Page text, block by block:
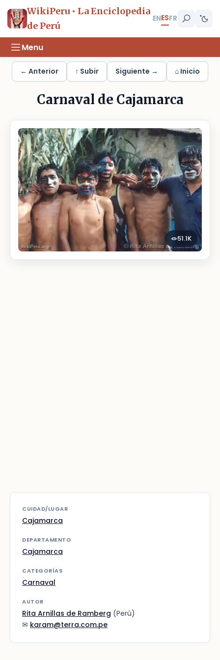
WikiPeru • La Enciclopedia
de Perú
ENESFR
Menu
← Anterior ↑ Subir Siguiente → ⌂ Inicio
Carnaval de Cajamarca
51.1K
CUIDAD/LUGAR
Cajamarca
DEPARTAMENTO
Cajamarca
CATEGORÍAS
Carnaval
AUTOR
Rita Arnillas de Ramberg (Perú)
✉ karam@terra.com.pe